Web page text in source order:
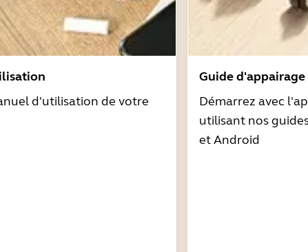
d'utilisation de votre
Guide
Démarrez avec
utilisant nos
et Android